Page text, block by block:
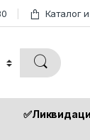
Каталог